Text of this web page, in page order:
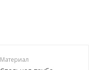
Материал